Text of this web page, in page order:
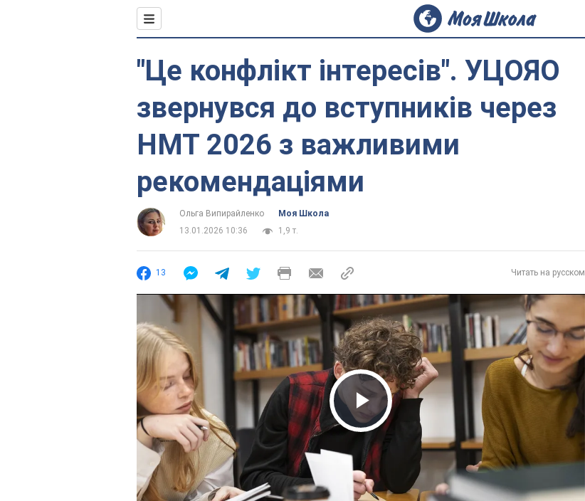
"Це конфлікт інтересів". УЦОЯО
звернувся до вступників через
НМТ 2026 з важливими
рекомендаціями
Ольга Випирайленко
Моя Школа
13.01.2026 10:36
1,9 т.
13 Читать на русском
Play Video